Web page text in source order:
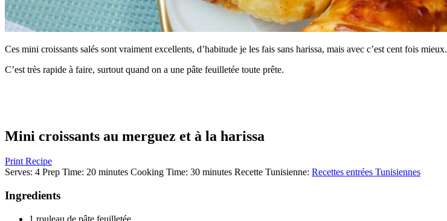
Ces mini croissants salés sont vraiment excellents, d’habitude je les fais sans harissa, mais avec c’est cent fois mieux.
C’est très rapide à faire, surtout quand on a une pâte feuilletée toute prête.
Mini croissants au merguez et à la harissa
Print Recipe
Serves: 4 Prep Time: 20 minutes Cooking Time: 30 minutes Recette Tunisienne: Recettes entrées Tunisiennes
Ingredients
1 rouleau de pâte feuilletée